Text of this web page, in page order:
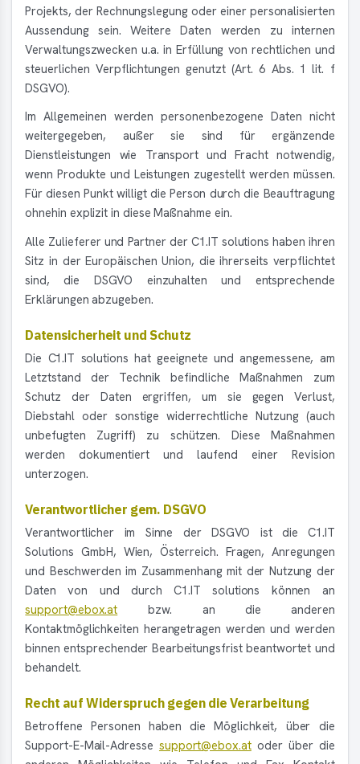
Projekts, der Rechnungslegung oder einer personalisierten
Aussendung sein. Weitere Daten werden zu internen
Verwaltungszwecken u.a. in Erfüllung von rechtlichen und
steuerlichen Verpflichtungen genutzt (Art. 6 Abs. 1 lit. f
DSGVO).
Im Allgemeinen werden personenbezogene Daten nicht
weitergegeben, außer sie sind für ergänzende
Dienstleistungen wie Transport und Fracht notwendig,
wenn Produkte und Leistungen zugestellt werden müssen.
Für diesen Punkt willigt die Person durch die Beauftragung
ohnehin explizit in diese Maßnahme ein.
Alle Zulieferer und Partner der C1.IT solutions haben ihren
Sitz in der Europäischen Union, die ihrerseits verpflichtet
sind, die DSGVO einzuhalten und entsprechende
Erklärungen abzugeben.
Datensicherheit und Schutz
Die C1.IT solutions hat geeignete und angemessene, am
Letztstand der Technik befindliche Maßnahmen zum
Schutz der Daten ergriffen, um sie gegen Verlust,
Diebstahl oder sonstige widerrechtliche Nutzung (auch
unbefugten Zugriff) zu schützen. Diese Maßnahmen
werden dokumentiert und laufend einer Revision
unterzogen.
Verantwortlicher gem. DSGVO
Verantwortlicher im Sinne der DSGVO ist die C1.IT
Solutions GmbH, Wien, Österreich. Fragen, Anregungen
und Beschwerden im Zusammenhang mit der Nutzung der
Daten von und durch C1.IT solutions können an
support@ebox.at bzw. an die anderen
Kontaktmöglichkeiten herangetragen werden und werden
binnen entsprechender Bearbeitungsfrist beantwortet und
behandelt.
Recht auf Widerspruch gegen die Verarbeitung
Betroffene Personen haben die Möglichkeit, über die
Support-E-Mail-Adresse support@ebox.atoder über die